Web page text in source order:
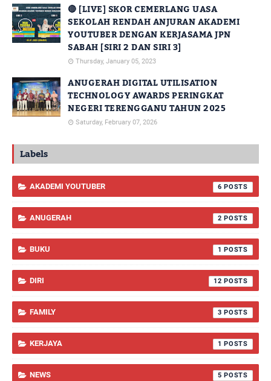
🔴 [LIVE] SKOR CEMERLANG UASA
SEKOLAH RENDAH ANJURAN AKADEMI
YOUTUBER DENGAN KERJASAMA JPN
SABAH [SIRI 2 DAN SIRI 3]
Thursday, January 05, 2023
ANUGERAH DIGITAL UTILISATION
TECHNOLOGY AWARDS PERINGKAT
NEGERI TERENGGANU TAHUN 2025
Saturday, February 07, 2026
Labels
AKADEMI YOUTUBER 6
ANUGERAH 2
BUKU 1
DIRI 12
FAMILY 3
KERJAYA 1
NEWS 5